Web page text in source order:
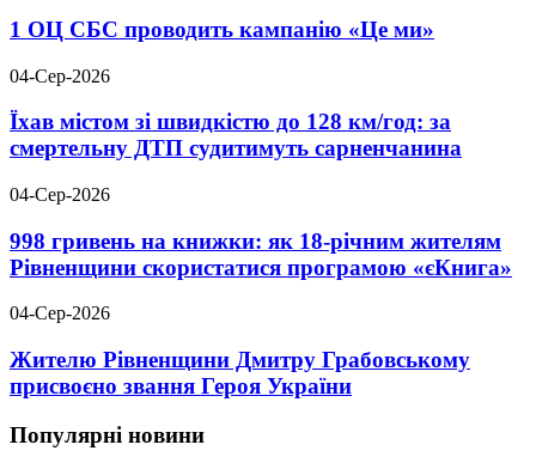
1 ОЦ СБС проводить кампанію «Це ми»
04-Сер-2026
Їхав містом зі швидкістю до 128 км/год: за
смертельну ДТП судитимуть сарненчанина
04-Сер-2026
998 гривень на книжки: як 18-річним жителям
Рівненщини скористатися програмою «єКнига»
04-Сер-2026
Жителю Рівненщини Дмитру Грабовському
присвоєно звання Героя України
Популярні новини